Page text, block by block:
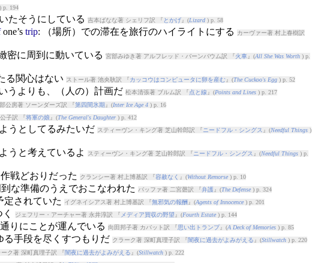
p. 194
たそうにしている 吉本ばなな著 シェリフ訳 『 とかげ 』(Lizard) p. 58
one’s trip: （場所）での滞在を旅行のハイライトにする
カーヴァー著 村上春樹訳
密に周到に動いている 宮部みゆき著 アルフレッド・バーンバウム訳 『 火車』(All She Was Worth) p.
る関心はない ストール著 池央耿訳 『 カッコウはコンピュータに卵を産む』(The Cuckoo's Egg) p. 52
うよりも、（人の）計画だ 松本清張著 ブルム訳 『 点と線 』(Points and Lines) p. 217
公房著 ソーンダーズ訳 『第四間氷期 』(Inter Ice Age 4) p. 16
子訳 『将軍の娘 』(The General's Daughter) p. 412
うとしてるみたいだ スティーヴン・キング著 芝山幹郎訳 『 ニードフル・シングス 』(Needful Things)
うと考えているよ スティーヴン・キング著 芝山幹郎訳 『 ニードフル・シングス 』(Needful Things) p.
戦どおりだった クランシー著 村上博基訳 『容赦なく 』(Without Remorse) p. 10
な準備のうえでおこなわれた バッファ著 二宮磬訳 『弁護 』(The Defense) p. 324
定されていた イグネイシアス著 村上博基訳 『無邪気の報酬 』(Agents of Innocence) p. 201
ジェフリー・アーチャー著 永井淳訳 『 メディア買収の野望 』(Fourth Estate) p. 144
りにことが運んでいる 向田邦子著 カバット訳 『思い出トランプ』(A Deck of Memories) p. 85
る手段を尽くすつもりだ クラーク著 深町真理子訳 『 闇夜に過去がよみがえる 』(Stillwatch) p. 220
ーク著 深町真理子訳 『 闇夜に過去がよみがえる 』(Stillwatch) p. 222